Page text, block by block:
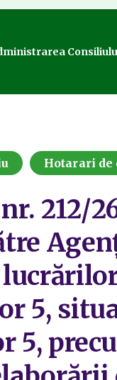
Hotarari de
212/
5,
5,